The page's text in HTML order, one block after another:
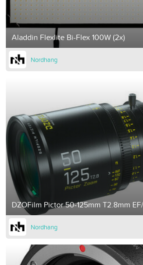
Aladdin Flexlite Bi-Flex 100W (2x)
Nordhang
DZOFilm Pictor 50-125mm T2.8mm
Nordhang